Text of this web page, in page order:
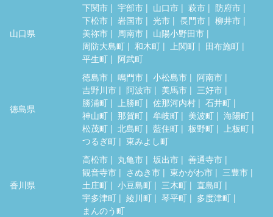
山口県
下関市 宇部市 山口市 萩市
防府市
下松市
岩国市 光市 長門市
柳井市
美祢市
周南市
山陽小野田市
周防大島町
和木町 上関町
田布施町
平生町
阿武町
徳島県
徳島市 鳴門市 小松島市
阿南市
吉野川市
阿波市 美馬市
三好市
勝浦町
上勝町 佐那河内村
石井町
神山町
那賀町 牟岐町 美波町
海陽町
松茂町
北島町 藍住町 板野町
上板町
つるぎ町
東みよし町
香川県
高松市 丸亀市 坂出市
善通寺市
観音寺市
さぬき市 東かがわ市
三豊市
土庄町
小豆島町 三木町
直島町
宇多津町
綾川町 琴平町
多度津町
まんのう町